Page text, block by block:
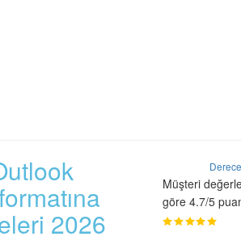
2026
Müşteri
göre 4.7/5